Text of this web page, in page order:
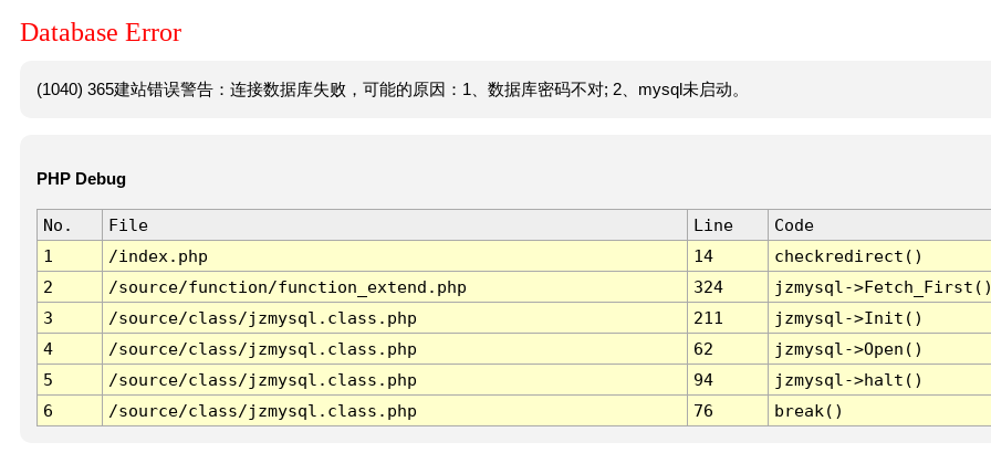
Database Error
(1040) 365建站错误警告：连接数据库失败，可能的原因：1、数据库密码不对; 2、mysql未启动。
PHP Debug
No. File Line
Code
1
/index.php 14
checkredirect()
2
/source/function/function_extend.php 324
jzmysql-
3
/source/class/jzmysql.class.php 211
jzmysql->Init()
4
/source/class/jzmysql.class.php 62
jzmysql->Open()
5
/source/class/jzmysql.class.php 94
jzmysql->halt()
6
/source/class/jzmysql.class.php 76 break()